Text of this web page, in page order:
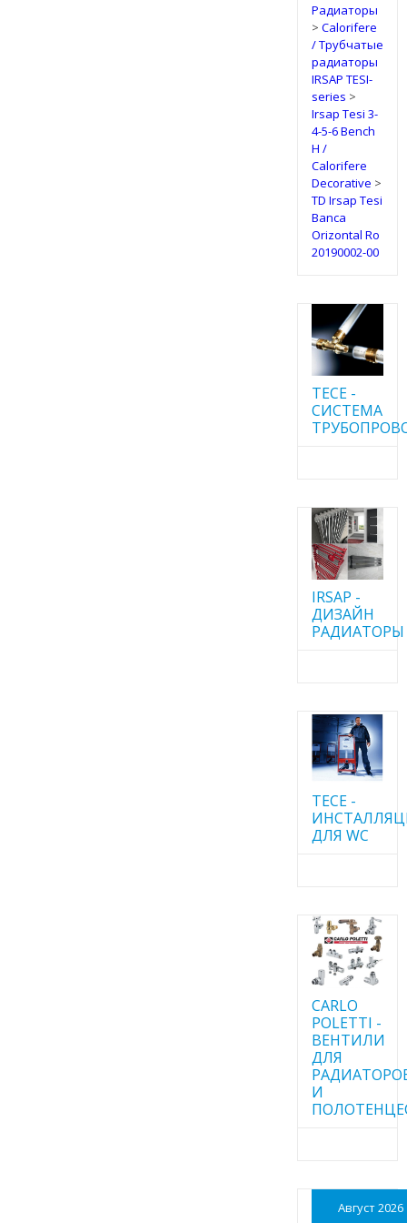
Радиаторы
> Calorifere
/ Трубчатые
радиаторы
IRSAP TESI-
series >
Irsap Tesi 3-
4-5-6 Bench
H /
Calorifere
Decorative >
TD Irsap Tesi
Banca
Orizontal Ro
20190002-00
TECE -
CИСТЕМА
IRSAP -
ДИЗАЙН
РАДИАТОРЫ
TECE -
ДЛЯ WC
CARLO
POLETTI -
ВЕНТИЛИ
ДЛЯ
И
Август 2026